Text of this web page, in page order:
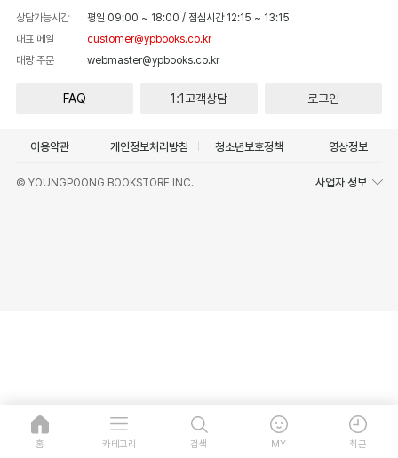
상담가능시간 평일 09:00 ~ 18:00 / 점심시간 12:15 ~ 13:15
대표 메일
customer@ypbooks.co.kr
대량 주문
webmaster@ypbooks.co.kr
FAQ 1:1고객상담 로그인
이용약관 개인정보처리방침 청소년보호정책 영상정보
© YOUNGPOONG BOOKSTORE INC. 사업자 정보
홈 카테고리 검색 MY 최근